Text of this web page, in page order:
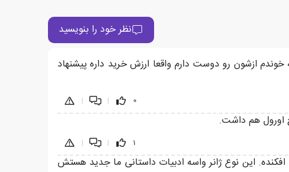
نظر خود را بنویسید
ازشون رو دوست دارم واقعا ارزش خرید داره پیشنهاد
0
|
|
1
|
|
این نوع ژانر واسه ادبیات داستانی ما جدید هستش